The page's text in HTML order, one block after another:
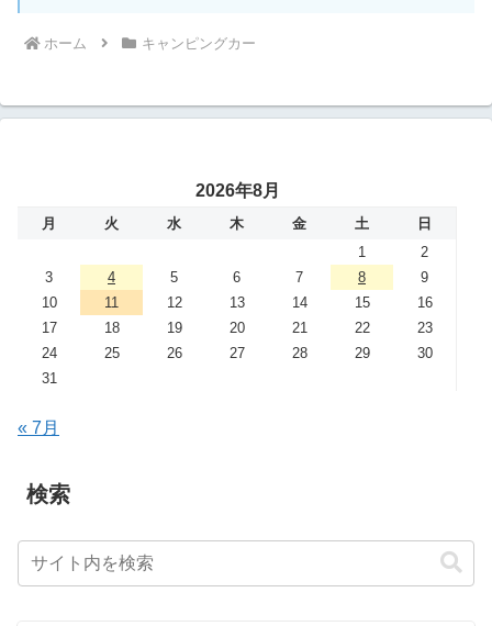
ホーム キャンピングカー
2026年8月
月 火 水 木 金 土
日
1
2
3
4 5 6 7 8
9
10
11 12 13 14 15
16
17
18 19 20 21 22
23
24
25 26 27 28 29
30
31
« 7月
検索